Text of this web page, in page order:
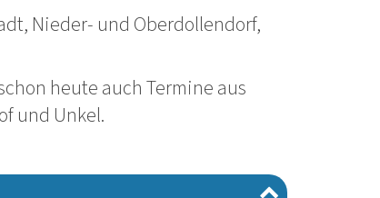
Nieder- und Oberdollendorf,
heute auch Termine aus
und Unkel.